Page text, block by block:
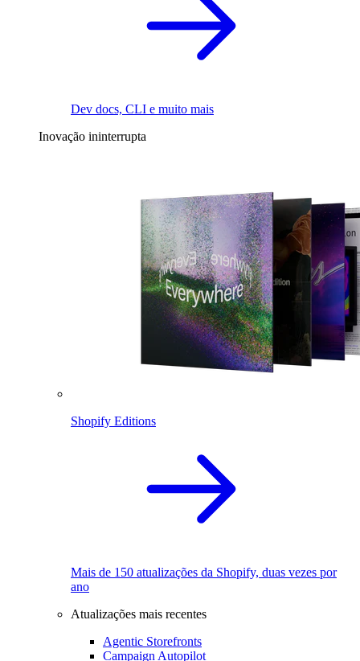
Dev docs, CLI e muito mais
Inovação ininterrupta
Shopify Editions
Mais de 150 atualizações da Shopify, duas vezes por
ano
Atualizações mais recentes
Agentic Storefronts
Campaign Autopilot